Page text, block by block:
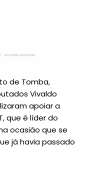
de Tomba,
Vivaldo
apoiar a
que é líder do
ocasião que se
já havia passado